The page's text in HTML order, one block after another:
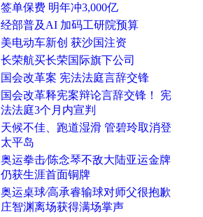
签单保费 明年冲3,000亿
经部普及AI 加码工研院预算
美电动车新创 获沙国注资
长荣航买长荣国际旗下公司
国会改革案 宪法法庭言辞交锋
国会改革释宪案辩论言辞交锋！ 宪
法法庭3个月内宣判
天候不佳、跑道湿滑 管碧玲取消登
太平岛
奥运拳击∕陈念琴不敌大陆亚运金牌
仍获生涯首面铜牌
奥运桌球∕高承睿输球对师父很抱歉
庄智渊离场获得满场掌声